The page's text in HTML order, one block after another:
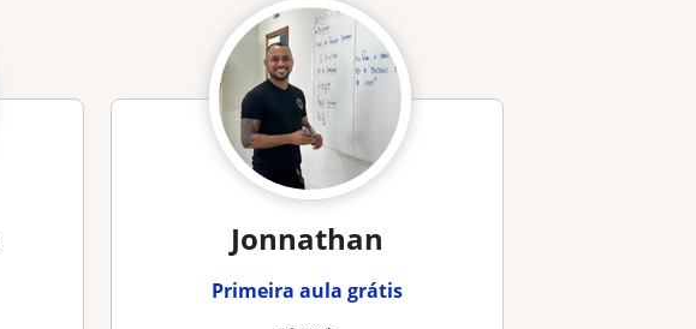
Jonnathan
Primeira aula grátis